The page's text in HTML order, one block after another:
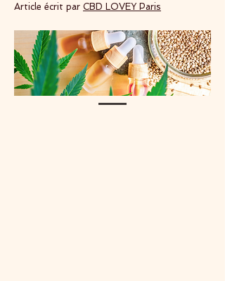
Article écrit par CBD LOVEY Paris